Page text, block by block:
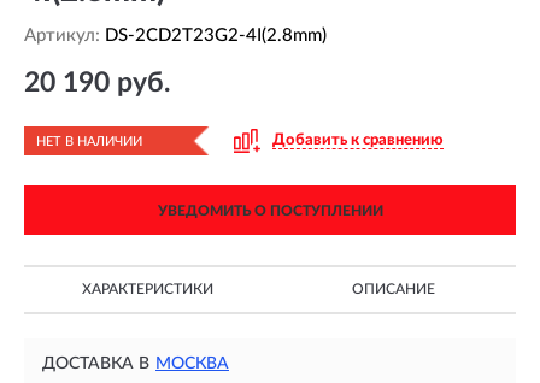
Артикул: DS-2CD2T23G2-4I(2.8mm)
20 190 руб.
НЕТ В НАЛИЧИИ Добавить к сравнению
УВЕДОМИТЬ О ПОСТУПЛЕНИИ
ХАРАКТЕРИСТИКИ ОПИСАНИЕ
ДОСТАВКА В МОСКВА